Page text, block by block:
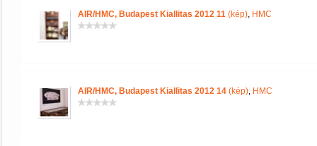
AIR/HMC, Budapest Kiallitas 2012 11 (kép), HMC
AIR/HMC, Budapest Kiallitas 2012 14 (kép), HMC